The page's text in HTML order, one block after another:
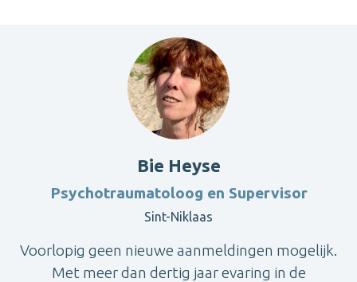
Bie Heyse
Psychotraumatoloog en Supervisor
Sint-Niklaas
Voorlopig geen nieuwe aanmeldingen mogelijk.
Met meer dan dertig jaar evaring in de